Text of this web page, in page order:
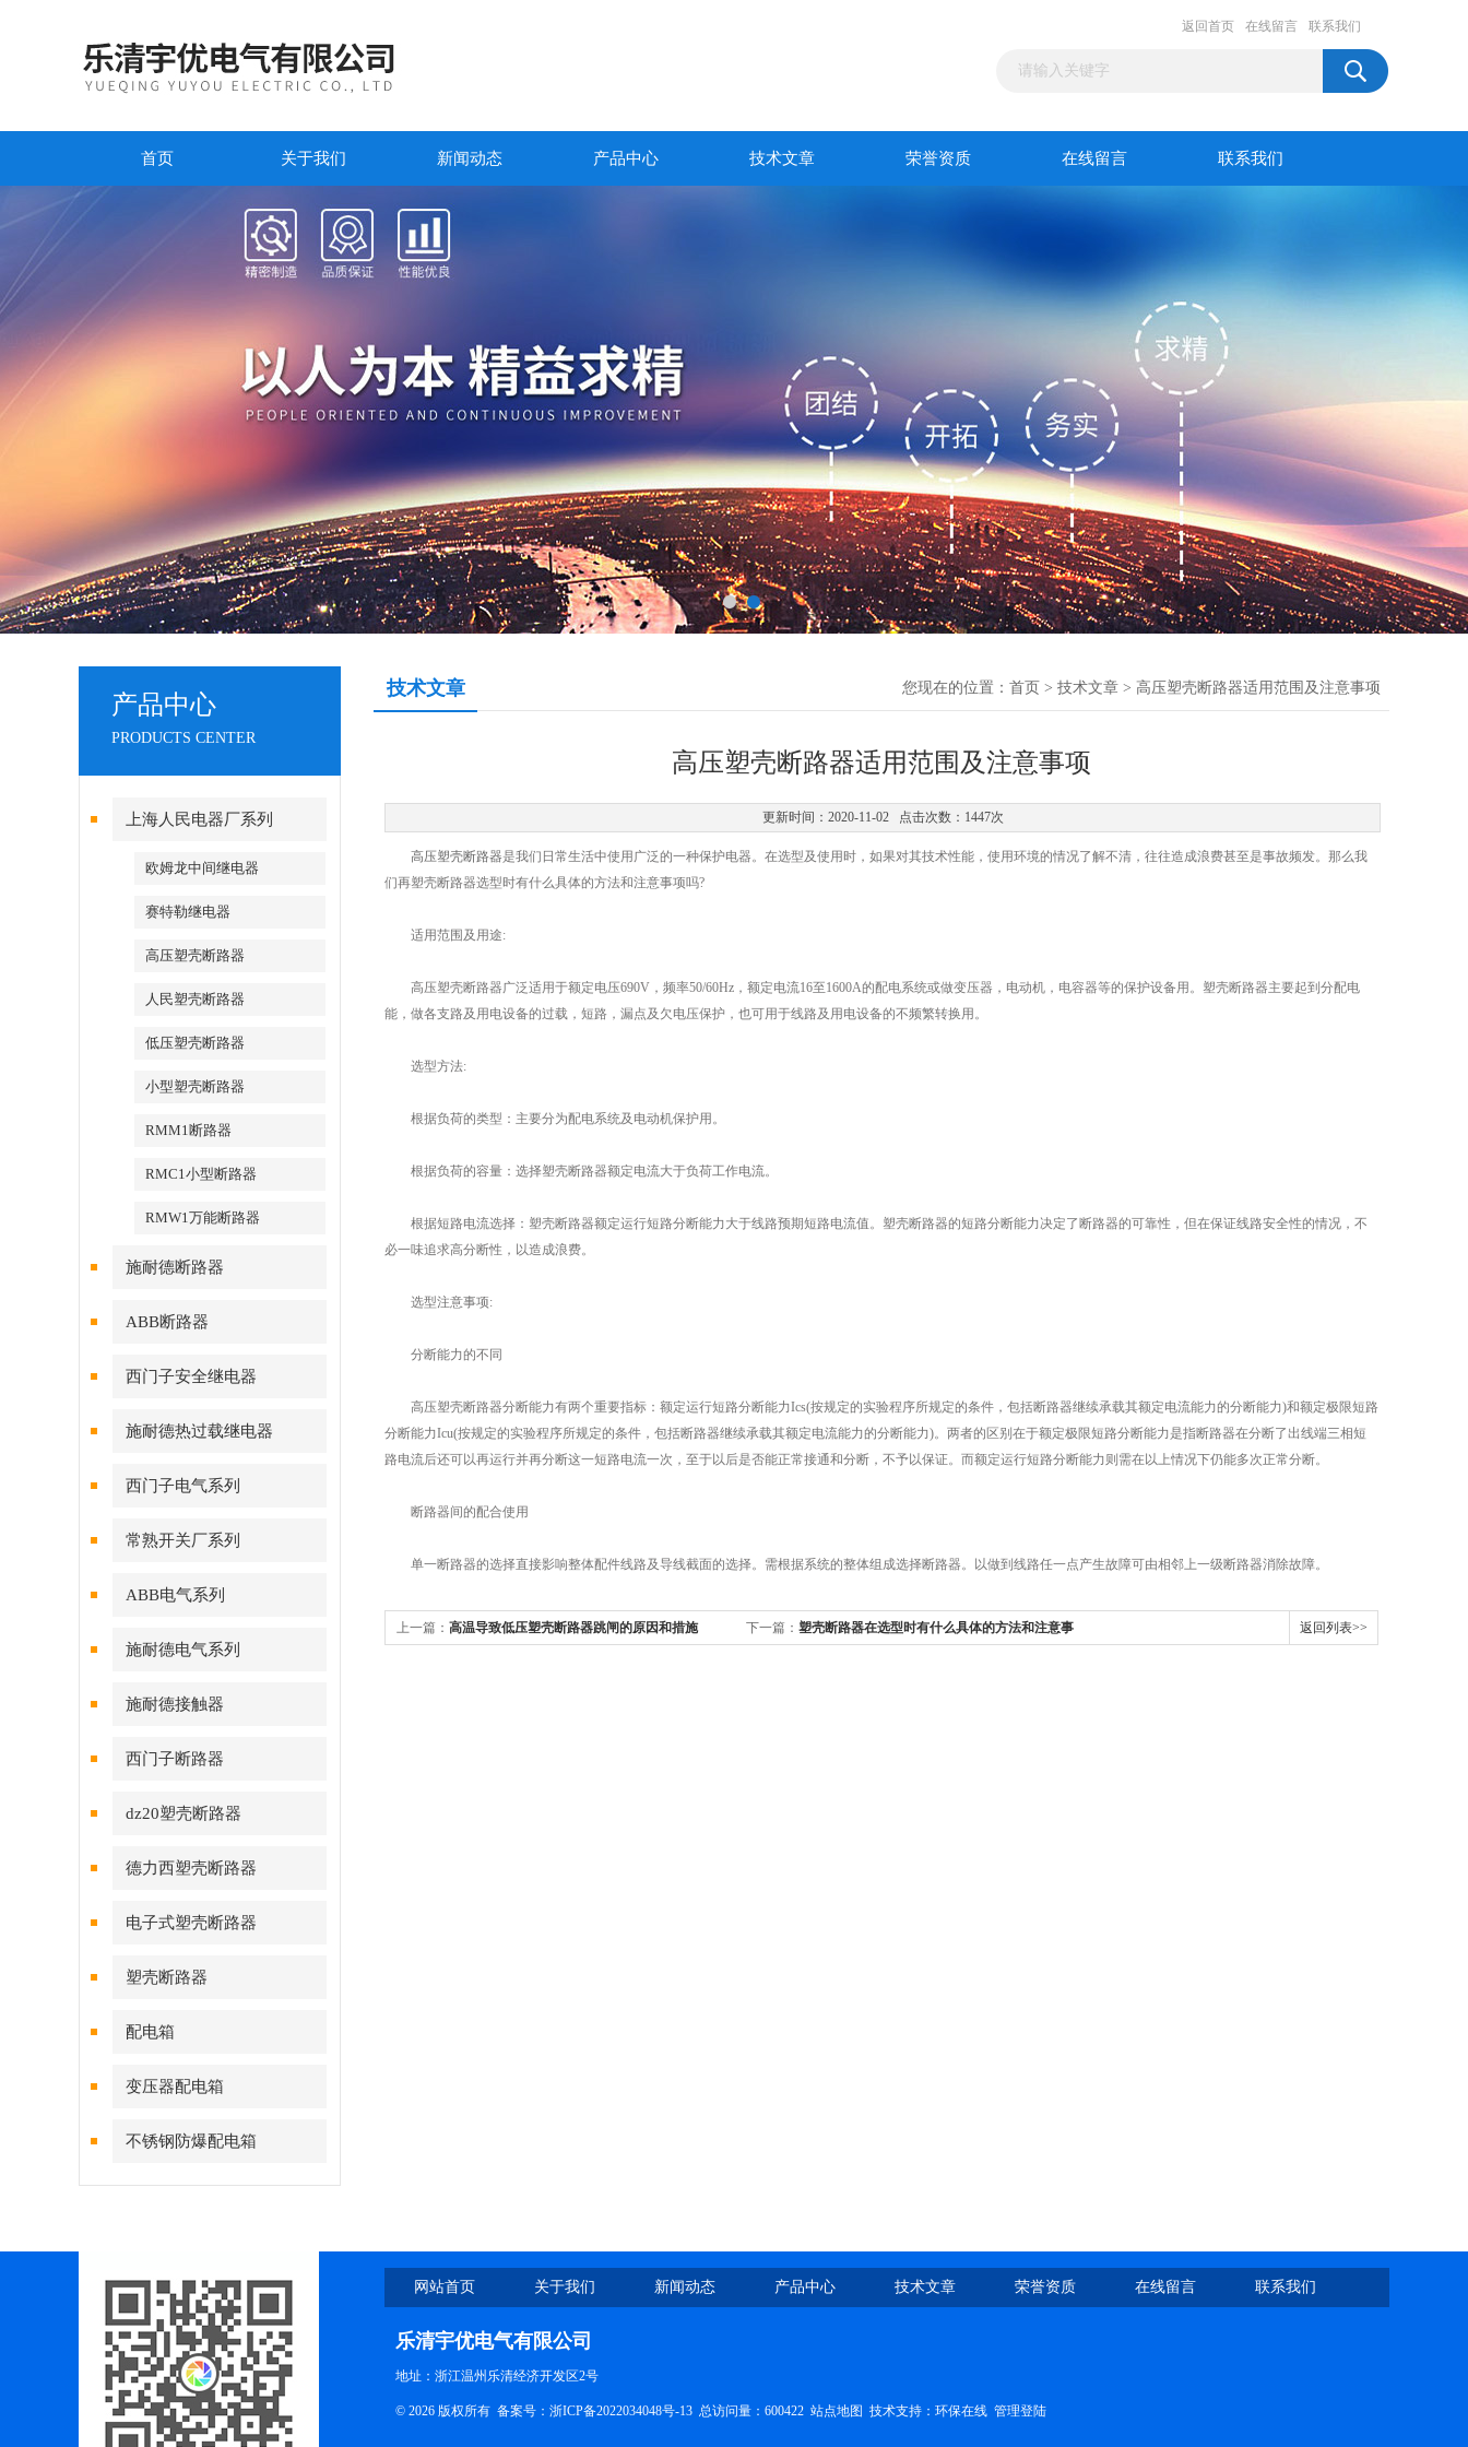
返回首页 在线留言 联系我们
首页 关于我们 新闻动态 产品中心 技术文章 荣誉资质 在线留言 联系我们
产品中心
PRODUCTS CENTER
上海人民电器厂系列
欧姆龙中间继电器
赛特勒继电器
高压塑壳断路器
人民塑壳断路器
低压塑壳断路器
小型塑壳断路器
RMM1断路器
RMC1小型断路器
RMW1万能断路器
施耐德断路器
ABB断路器
西门子安全继电器
施耐德热过载继电器
西门子电气系列
常熟开关厂系列
ABB电气系列
施耐德电气系列
施耐德接触器
西门子断路器
dz20塑壳断路器
德力西塑壳断路器
电子式塑壳断路器
塑壳断路器
配电箱
变压器配电箱
不锈钢防爆配电箱
技术文章 您现在的位置： 首页 > 技术文章 > 高压塑壳断路器适用范围及注意事项
高压塑壳断路器适用范围及注意事项
更新时间：2020-11-02 点击次数：1447次
高压塑壳断路器是我们日常生活中使用广泛的一种保护电器。在选型及使用时，如果对其技术性能，使用环境的情况了解不清，往往造成浪费甚至是事故频发。那么我
们再塑壳断路器选型时有什么具体的方法和注意事项吗?
适用范围及用途:
高压塑壳断路器广泛适用于额定电压690V，频率50/60Hz，额定电流16至1600A的配电系统或做变压器，电动机，电容器等的保护设备用。塑壳断路器主要起到分配电
能，做各支路及用电设备的过载，短路，漏点及欠电压保护，也可用于线路及用电设备的不频繁转换用。
选型方法:
根据负荷的类型：主要分为配电系统及电动机保护用。
根据负荷的容量：选择塑壳断路器额定电流大于负荷工作电流。
根据短路电流选择：塑壳断路器额定运行短路分断能力大于线路预期短路电流值。塑壳断路器的短路分断能力决定了断路器的可靠性，但在保证线路安全性的情况，不
必一味追求高分断性，以造成浪费。
选型注意事项:
分断能力的不同
高压塑壳断路器分断能力有两个重要指标：额定运行短路分断能力Ics(按规定的实验程序所规定的条件，包括断路器继续承载其额定电流能力的分断能力)和额定极限短路
分断能力Icu(按规定的实验程序所规定的条件，包括断路器继续承载其额定电流能力的分断能力)。两者的区别在于额定极限短路分断能力是指断路器在分断了出线端三相短
路电流后还可以再运行并再分断这一短路电流一次，至于以后是否能正常接通和分断，不予以保证。而额定运行短路分断能力则需在以上情况下仍能多次正常分断。
断路器间的配合使用
单一断路器的选择直接影响整体配件线路及导线截面的选择。需根据系统的整体组成选择断路器。以做到线路任一点产生故障可由相邻上一级断路器消除故障。
上一篇： 高温导致低压塑壳断路器跳闸的原因和措施 下一篇： 塑壳断路器在选型时有什么具体的方法和注意事 返回列表>>
网站首页 关于我们 新闻动态 产品中心 技术文章 荣誉资质 在线留言 联系我们
乐清宇优电气有限公司
地址：浙江温州乐清经济开发区2号
© 2026 版权所有 备案号：浙ICP备2022034048号-13 总访问量：600422 站点地图 技术支持： 环保在线 管理登陆